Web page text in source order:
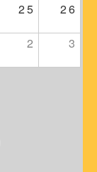
25 26
2 3